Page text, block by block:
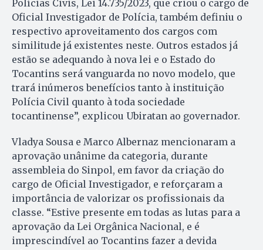
Polícias Civis, Lei 14.735/2023, que criou o cargo de
Oficial Investigador de Polícia, também definiu o
respectivo aproveitamento dos cargos com
similitude já existentes neste. Outros estados já
estão se adequando à nova lei e o Estado do
Tocantins será vanguarda no novo modelo, que
trará inúmeros benefícios tanto à instituição
Polícia Civil quanto à toda sociedade
tocantinense”, explicou Ubiratan ao governador.
Vladya Sousa e Marco Albernaz mencionaram a
aprovação unânime da categoria, durante
assembleia do Sinpol, em favor da criação do
cargo de Oficial Investigador, e reforçaram a
importância de valorizar os profissionais da
classe. “Estive presente em todas as lutas para a
aprovação da Lei Orgânica Nacional, e é
imprescindível ao Tocantins fazer a devida